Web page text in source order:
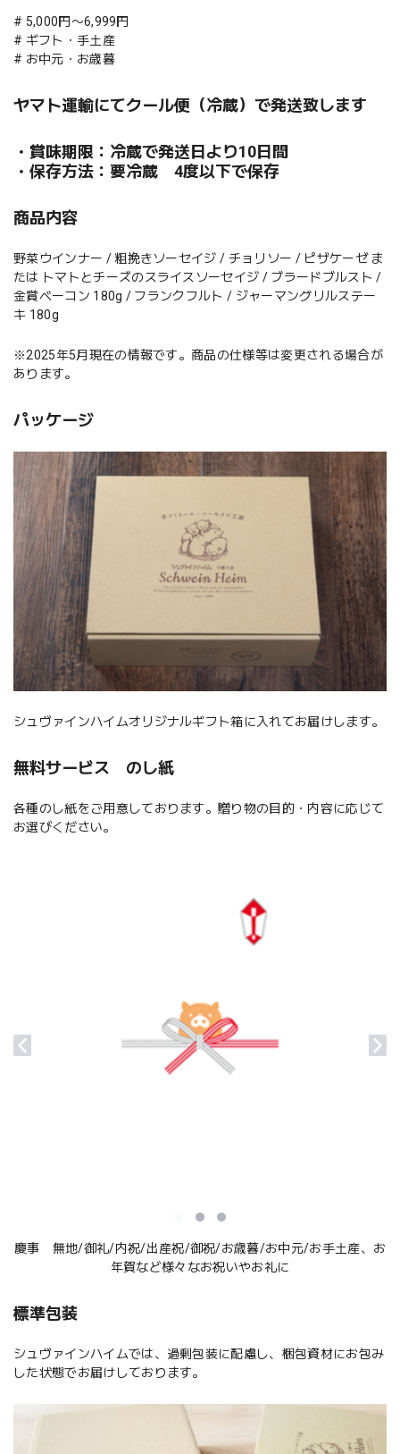
# 5,000円〜6,999円
# ギフト・手土産
# お中元・お歳暮
ヤマト運輸にてクール便（冷蔵）で発送致します
・賞味期限：冷蔵で発送日より10日間
・保存方法：要冷蔵 4度以下で保存
商品内容
野菜ウインナー / 粗挽きソーセイジ / チョリソー / ピザケーゼ ま
たは トマトとチーズのスライスソーセイジ / ブラードブルスト /
金賞ベーコン 180g / フランクフルト / ジャーマングリルステー
キ 180g
※2025年5月現在の情報です。商品の仕様等は変更される場合が
あります。
パッケージ
シュヴァインハイムオリジナルギフト箱に入れてお届けします。
無料サービス のし紙
各種のし紙をご用意しております。贈り物の目的・内容に応じて
お選びください。
慶事 無地/御礼/内祝/出産祝/御祝/お歳暮/お中元/お手土産、お
年賀など様々なお祝いやお礼に
標準包装
シュヴァインハイムでは、過剰包装に配慮し、梱包資材にお包み
した状態でお届けしております。